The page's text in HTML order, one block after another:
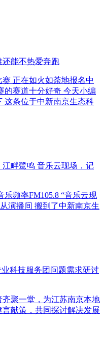
还能不热爱奔跑
正在如火如荼地报名中
的赛道十分好奇 今天小编
这条位于中新南京生态科
畔鹭鸣 音乐云现场，记
乐频率FM105.8 “音乐云现
演播间 搬到了中新南京生
科技服务团问题需求研讨
聚一堂，为江苏南京本地
献策，共同探讨解决发展